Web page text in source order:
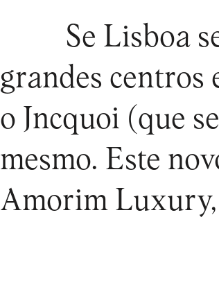
Se Lisboa
grandes centros
o Jncquoi (que
mesmo. Este
Amorim Luxury,